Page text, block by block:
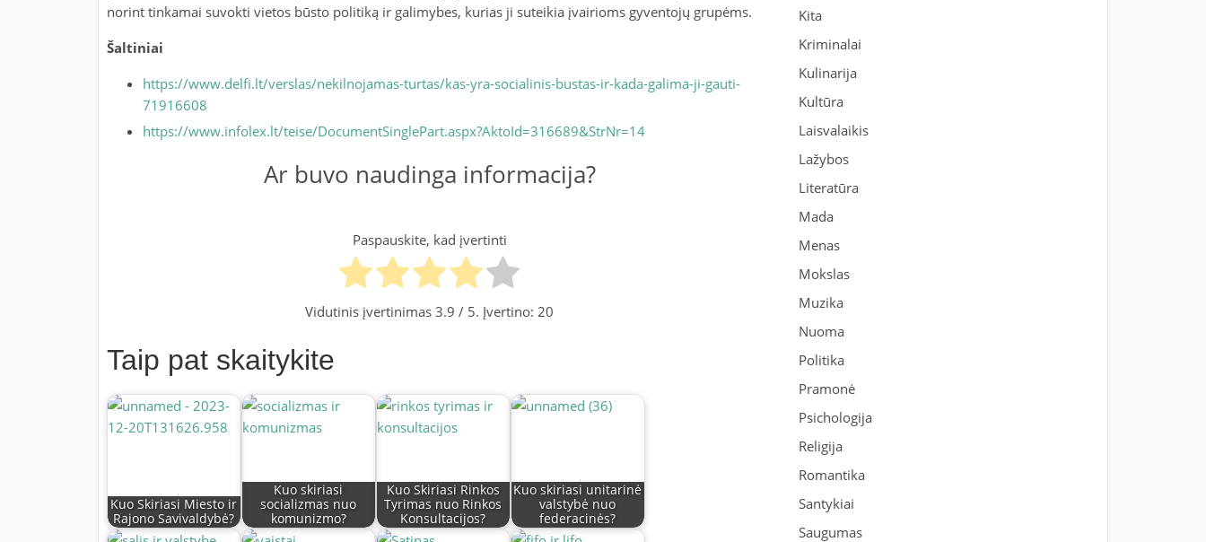
norint tinkamai suvokti vietos būsto politiką ir galimybes, kurias ji suteikia įvairioms gyventojų grupėms.
Šaltiniai
https://www.delfi.lt/verslas/nekilnojamas-turtas/kas-yra-socialinis-bustas-ir-kada-galima-ji-gauti-
71916608
https://www.infolex.lt/teise/DocumentSinglePart.aspx?AktoId=316689&StrNr=14
Ar buvo naudinga informacija?
Paspauskite, kad įvertinti
Vidutinis įvertinimas3.9 / 5. Įvertino: 20
Taip pat skaitykite
Kuo Skiriasi Miesto ir
Rajono Savivaldybė?
Kuo skiriasi
socializmas nuo
komunizmo?
Kuo Skiriasi Rinkos
Tyrimas nuo Rinkos
Konsultacijos?
Kuo skiriasi unitarinė
valstybė nuo
federacinės?
Kita
Kriminalai
Kulinarija
Kultūra
Laisvalaikis
Lažybos
Literatūra
Mada
Menas
Mokslas
Muzika
Nuoma
Politika
Pramonė
Psichologija
Religija
Romantika
Santykiai
Saugumas